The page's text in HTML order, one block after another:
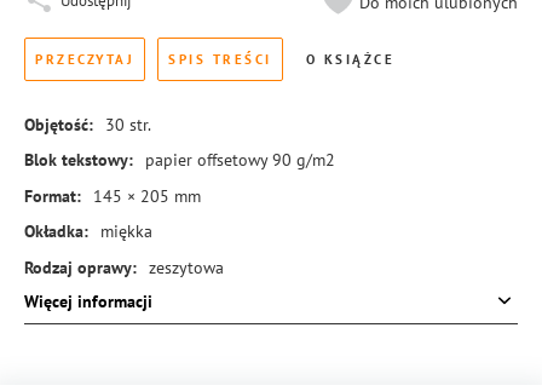
PRZECZYTAJ SPIS TREŚCI O KSIĄŻCE
Objętość: 30 str.
Blok tekstowy:
papier offsetowy 90 g/m2
Format:
145 × 205 mm
Okładka:
miękka
Rodzaj oprawy: zeszytowa
ISBN:
978-83-8324-032-9
Więcej informacji